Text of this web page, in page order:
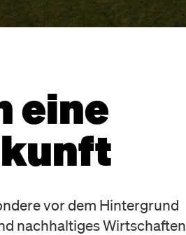
eine
vor dem Hintergrund
nachhaltiges Wirtschaften